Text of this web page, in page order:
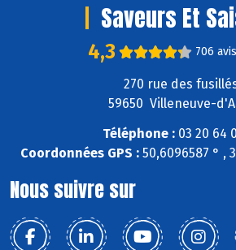
Saveurs Et
4,3 706
270 rue des
59650 Villeneuve-
Téléphone : 03 20 64
Coordonnées GPS :50,6096587 ° ,
Nous suivre sur